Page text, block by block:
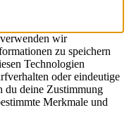
wir
zu speichern
Technologien
oder eindeutige
du deine Zustimmung
Merkmale und